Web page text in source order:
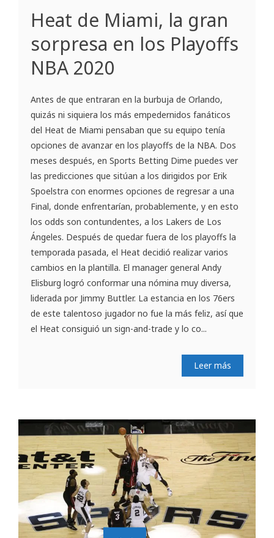
Heat de Miami, la gran
sorpresa en los Playoffs
NBA 2020
Antes de que entraran en la burbuja de Orlando,
quizás ni siquiera los más empedernidos fanáticos
del Heat de Miami pensaban que su equipo tenía
opciones de avanzar en los playoffs de la NBA. Dos
meses después, en Sports Betting Dime puedes ver
las predicciones que sitúan a los dirigidos por Erik
Spoelstra con enormes opciones de regresar a una
Final, donde enfrentarían, probablemente, y en esto
los odds son contundentes, a los Lakers de Los
Ángeles. Después de quedar fuera de los playoffs la
temporada pasada, el Heat decidió realizar varios
cambios en la plantilla. El manager general Andy
Elisburg logró conformar una nómina muy diversa,
liderada por Jimmy Buttler. La estancia en los 76ers
de este talentoso jugador no fue la más feliz, así que
el Heat consiguió un sign-and-trade y lo co...
Leer más